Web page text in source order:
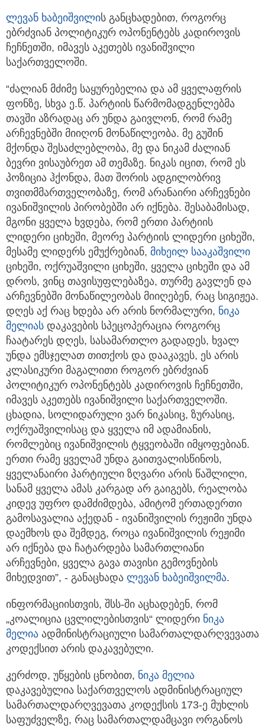
ლევან ხაბეიშვილის განცხადებით, როგორც
ებრძვიან პოლიტიკურ ოპონენტებს კადიროვის
ჩეჩნეთში, იმავეს აკეთებს ივანიშვილი
საქართველოში.
“ძალიან მძიმე საყურებელია და ამ ყველაფრის
ფონზე, სხვა ე.წ. პარტიის წარმომადგენლებმა
თავში აზრადაც არ უნდა გაივლონ, რომ რამე
არჩევნებში მიიღონ მონაწილეობა. მე გუშინ
მქონდა შესაძლებლობა, მე და ნიკამ ძალიან
ბევრი ვისაუბრეთ ამ თემაზე. ნიკას იცით, რომ ეს
პოზიცია ჰქონდა, მათ შორის ადგილობრივ
თვითმმართველობაზე, რომ არანაირი არჩევნები
ივანიშვილის პირობებში არ იქნება. შესაბამისად,
მგონი ყველა ხვდება, რომ ერთი პარტიის
ლიდერი ციხეში, მეორე პარტიის ლიდერი ციხეში,
მესამე ლიდერს ემუქრებიან, მიხეილ სააკაშვილი
ციხეში, ოქრუაშვილი ციხეში, ყველა ციხეში და ამ
დროს, ვინც თავისუფლებაზეა, თურმე გავლენ და
არჩევნებში მონაწილეობას მიიღებენ, რაც სიგიჟეა.
დღეს აქ რაც ხდება არ არის ნორმალური, ნიკა
მელიას დაკავების სპეცოპერაცია როგორც
ჩაატარეს დღეს, სასამართლო გადადეს, ხვალ
უნდა ემსჯელათ თითქოს და დააკავეს, ეს არის
კლასიკური მაგალითი როგორ ებრძვიან
პოლიტიკურ ოპონენტებს კადიროვის ჩეჩნეთში,
იმავეს აკეთებს ივანიშვილი საქართველოში.
ცხადია, სოლიდარული ვარ ნიკასიც, ზურასიც,
ოქრუაშვილისაც და ყველა იმ ადამიანის,
რომლებიც ივანიშვილის ტყვეობაში იმყოფებიან.
ერთი რამე ყველამ უნდა გაითვალისწინოს,
ყველანაირი პარტიული ზღვარი არის წაშლილი,
სანამ ყველა ამას კარგად არ გაიგებს, რეალობა
კიდევ უფრო დამძიმდება, ამიტომ ერთადერთი
გამოსავალია აქედან - ივანიშვილის რეჟიმი უნდა
დაემხოს და შემდეგ, როცა ივანიშვილის რეჟიმი
არ იქნება და ჩატარდება სამართლიანი
არჩევნები, ყველა გავა თავისი გემოვნების
მიხედვით”, - განაცხადა ლევან ხაბეიშვილმა.
ინფორმაციისთვის, შსს-ში აცხადებენ, რომ
„კოალიცია ცვლილებისთვის“ ლიდერი ნიკა
მელია ადმინისტრაციული სამართალდარღვევათა
კოდექსით არის დაკავებული.
კერძოდ, უწყების ცნობით, ნიკა მელია
დაკავებულია საქართველოს ადმინისტრაციულ
სამართალდარღვევათა კოდექსის 173-ე მუხლის
საფუძველზე, რაც სამართალდამცავი ორგანოს